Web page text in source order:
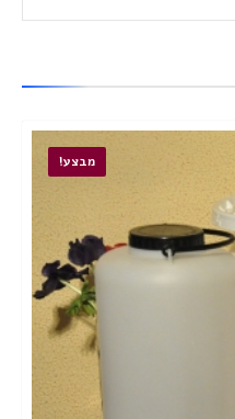
מבצע!